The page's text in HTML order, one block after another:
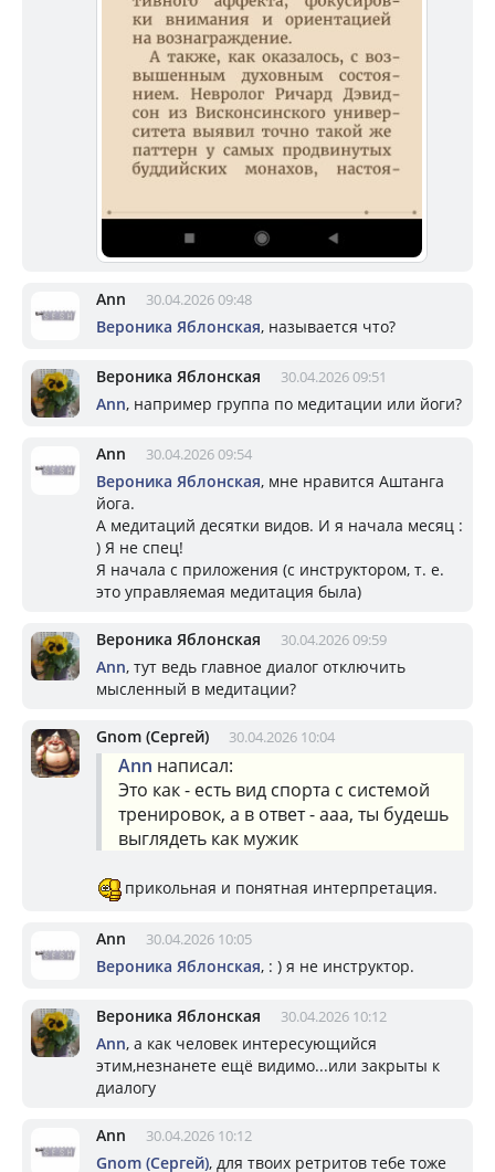
Ann 30.04.2026 09:48
Вероника Яблонская, называется что?
Вероника Яблонская 30.04.2026 09:51
Ann, например группа по медитации или йоги?
Ann 30.04.2026 09:54
Вероника Яблонская, мне нравится Аштанга
йога.
А медитаций десятки видов. И я начала месяц :
) Я не спец!
Я начала с приложения (с инструктором, т. е.
это управляемая медитация была)
Вероника Яблонская 30.04.2026 09:59
Ann, тут ведь главное диалог отключить
мысленный в медитации?
Gnom (Сергей) 30.04.2026 10:04
Ann написал:
Это как - есть вид спорта с системой
тренировок, а в ответ - ааа, ты будешь
выглядеть как мужик
прикольная и понятная интерпретация.
Ann 30.04.2026 10:05
Вероника Яблонская, : ) я не инструктор.
Вероника Яблонская 30.04.2026 10:12
Ann, а как человек интересующийся
этим,незнанете ещё видимо...или закрыты к
диалогу
Ann 30.04.2026 10:12
Gnom (Сергей), для твоих ретритов тебе тоже